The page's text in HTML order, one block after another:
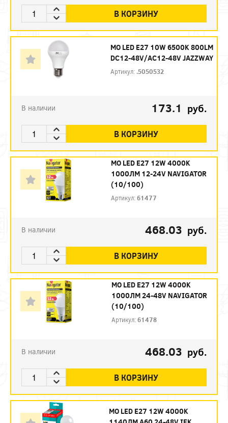
В КОРЗИНУ
МО LED E27 10W 6500K 800LM
DC12-48V/AC12-48V JAZZWAY
Артикул: .5050532
В наличии 173.1 руб.
В КОРЗИНУ
МО LED E27 12W 4000K
1000ЛМ 12-24V NAVIGATOR
(10/100)
Артикул:61477
В наличии 468.03 руб.
В КОРЗИНУ
МО LED E27 12W 4000K
1000ЛМ 24-48V NAVIGATOR
(10/100)
Артикул:61478
В наличии 468.03 руб.
В КОРЗИНУ
МО LED E27 12W 4000K